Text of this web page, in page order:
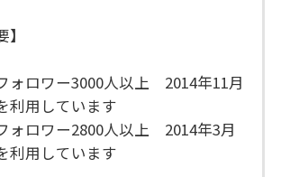
ロワー3000人以上 2014年11月
利用しています
ロワー2800人以上 2014年3月
利用しています